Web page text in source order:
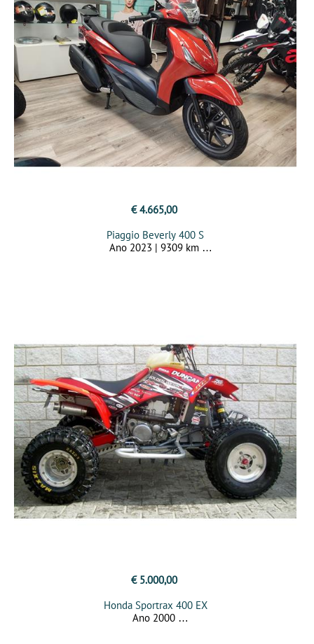
€ 4.665,00
Piaggio Beverly 400 S
Ano 2023 | 9309 km
€ 5.000,00
Honda Sportrax 400 EX
Ano 2000